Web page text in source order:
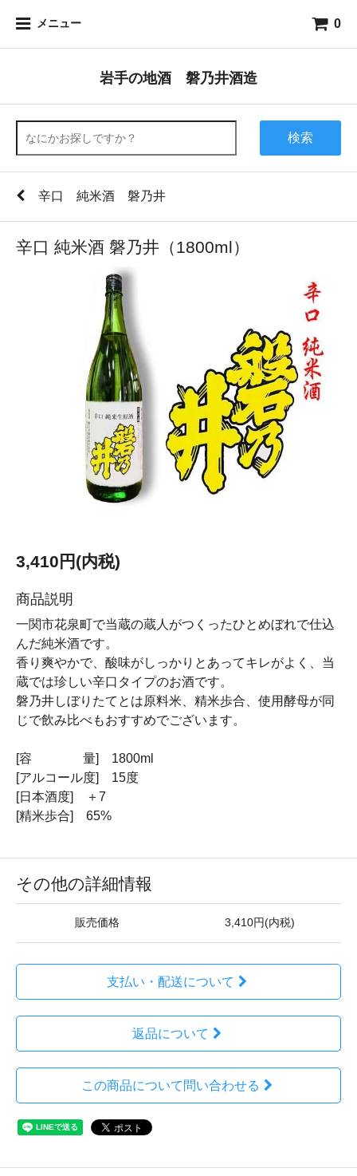
メニュー 0
岩手の地酒 磐乃井酒造
検索
辛口 純米酒 磐乃井
辛口 純米酒 磐乃井（1800ml）
3,410円(内税)
商品説明
一関市花泉町で当蔵の蔵人がつくったひとめぼれで仕込
んだ純米酒です。
香り爽やかで、酸味がしっかりとあってキレがよく、当
蔵では珍しい辛口タイプのお酒です。
磐乃井しぼりたてとは原料米、精米歩合、使用酵母が同
じで飲み比べもおすすめでございます。
[容 量] 1800ml
[アルコール度] 15度
[日本酒度] ＋7
[精米歩合] 65%
その他の詳細情報
販売価格 3,410円(内税)
支払い・配送について
返品について
この商品について問い合わせる